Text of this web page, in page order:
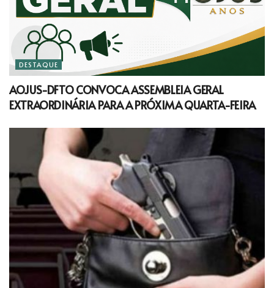
DESTAQUE
AOJUS-DFTO CONVOCA ASSEMBLEIA GERAL
EXTRAORDINÁRIA PARA A PRÓXIMA QUARTA-FEIRA